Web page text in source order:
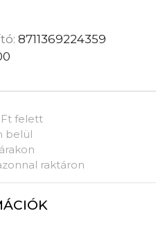
8711369224359
Ft felett
belül
raktáron